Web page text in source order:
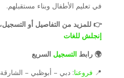
في تعليم الأطفال وبناء مستقبلهم.
👉 للمزيد من التفاصيل أو
إنجلش للغات
🌍 رابط التسجيل السريع
📍 فروعنا: دبي – أبوظبي –